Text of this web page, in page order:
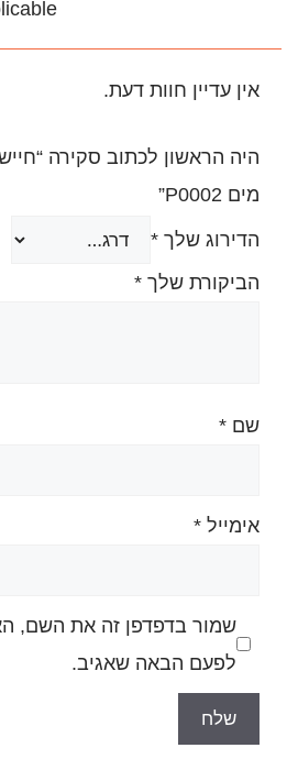
industries are applicable
סקירה “חיישן מצוף למפלס
את השם, האימייל והאתר שלי